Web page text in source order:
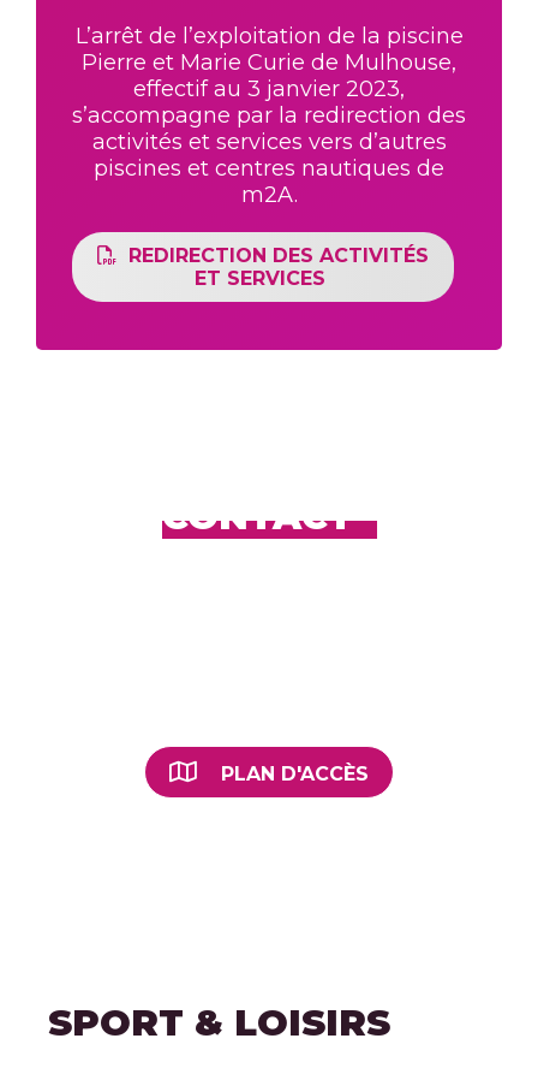
L’arrêt de l’exploitation de la piscine
Pierre et Marie Curie de Mulhouse,
effectif au 3 janvier 2023,
s’accompagne par la redirection des
activités et services vers d’autres
piscines et centres nautiques de
m2A.
REDIRECTION DES ACTIVITÉS
ET SERVICES
CONTACT
PLAN D'ACCÈS
SPORT & LOISIRS